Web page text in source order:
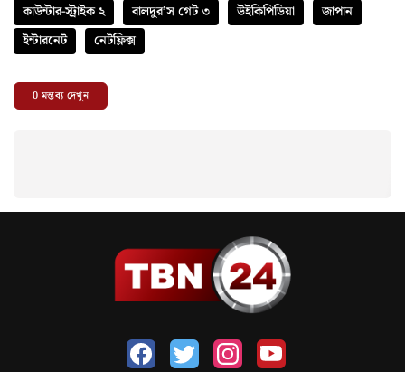
কাউন্টার-স্ট্রাইক ২ বালদুর’স গেট ৩ উইকিপিডিয়া
জাপান
ইন্টারনেট
নেটফ্লিক্স
0মন্তব্য দেখুন